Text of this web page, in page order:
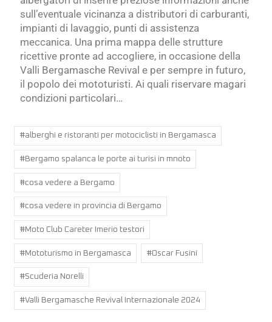
sull’eventuale vicinanza a distributori di carburanti,
impianti di lavaggio, punti di assistenza
meccanica. Una prima mappa delle strutture
ricettive pronte ad accogliere, in occasione della
Valli Bergamasche Revival e per sempre in futuro,
il popolo dei mototuristi. Ai quali riservare magari
condizioni particolari…
#alberghi e ristoranti per motociclisti in Bergamasca
#Bergamo spalanca le porte ai turisi in mnoto
#cosa vedere a Bergamo
#cosa vedere in provincia di Bergamo
#Moto Club Careter Imerio testori
#Mototurismo in Bergamasca #Oscar Fusini
#Scuderia Norelli
#Valli Bergamasche Revival Internazionale 2024